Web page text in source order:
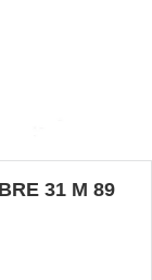
31 M 89